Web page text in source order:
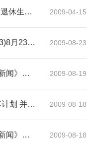
好了吗？ 2009-04-15
》栏目音频 2009-08-23
盟”计划 2009-08-19
赔重疾险 2009-08-18
赔重疾险 2009-08-18